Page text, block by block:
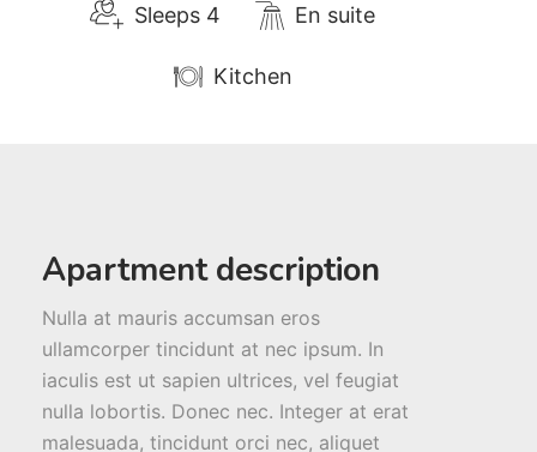
Sleeps 4 En suite
Kitchen
Apartment description
Nulla at mauris accumsan eros
ullamcorper tincidunt at nec ipsum. In
iaculis est ut sapien ultrices, vel feugiat
nulla lobortis. Donec nec. Integer at erat
malesuada, tincidunt orci nec, aliquet